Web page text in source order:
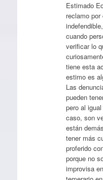
Estimado
reclamo
cuando
verificar lo
tiene esta
estimo es
Las
pueden
pero al
caso, son
están
tener más
proferido
porque no
improvisa